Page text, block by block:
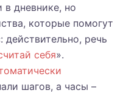
в дневнике, но
которые помогут
речь
себя».
шагов, а часы –